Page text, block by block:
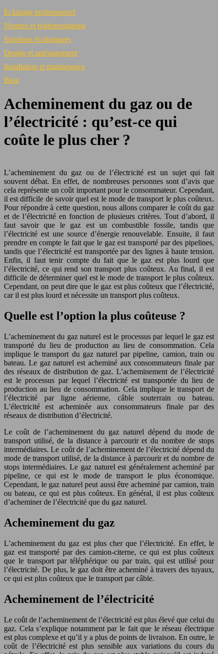
Éclairage professionnel
Normes et réglementations
Solutions écologiques
Design et aménagement
Installation et maintenance
Blog
Acheminement du gaz ou de
l’électricité : qu’est-ce qui
coûte le plus cher ?
L’acheminement du gaz ou de l’électricité est un sujet qui fait
souvent débat. En effet, de nombreuses personnes sont d’avis que
cela représente un coût important pour le consommateur. Cependant,
il est difficile de savoir quel est le mode de transport le plus coûteux.
Pour répondre à cette question, nous allons comparer le coût du gaz
et de l’électricité en fonction de plusieurs critères. Tout d’abord, il
faut savoir que le gaz est un combustible fossile, tandis que
l’électricité est une source d’énergie renouvelable. Ensuite, il faut
prendre en compte le fait que le gaz est transporté par des pipelines,
tandis que l’électricité est transportée par des lignes à haute tension.
Enfin, il faut tenir compte du fait que le gaz est plus lourd que
l’électricité, ce qui rend son transport plus coûteux. Au final, il est
difficile de déterminer quel est le mode de transport le plus coûteux.
Cependant, on peut dire que le gaz est plus coûteux que l’électricité,
car il est plus lourd et nécessite un transport plus coûteux.
Quelle est l’option la plus coûteuse ?
L’acheminement du gaz naturel est le processus par lequel le gaz est
transporté du lieu de production au lieu de consommation. Cela
implique le transport du gaz naturel par pipeline, camion, train ou
bateau. Le gaz naturel est acheminé aux consommateurs finale par
des réseaux de distribution de gaz. L’acheminement de l’électricité
est le processus par lequel l’électricité est transportée du lieu de
production au lieu de consommation. Cela implique le transport de
l’électricité par ligne aérienne, câble souterrain ou bateau.
L’électricité est acheminée aux consommateurs finale par des
réseaux de distribution d’électricité.
Le coût de l’acheminement du gaz naturel dépend du mode de
transport utilisé, de la distance à parcourir et du nombre de stops
intermédiaires. Le coût de l’acheminement de l’électricité dépend du
mode de transport utilisé, de la distance à parcourir et du nombre de
stops intermédiaires. Le gaz naturel est généralement acheminé par
pipeline, ce qui est le mode de transport le plus économique.
Cependant, le gaz naturel peut aussi être acheminé par camion, train
ou bateau, ce qui est plus coûteux. En général, il est plus coûteux
d’acheminer de l’électricité que du gaz naturel.
Acheminement du gaz
L’acheminement du gaz est plus cher que l’électricité. En effet, le
gaz est transporté par des camion-citerne, ce qui est plus coûteux
que le transport par téléphérique ou par train, qui est utilisé pour
l’électricité. De plus, le gaz doit être acheminé à travers des tuyaux,
ce qui est plus coûteux que le transport par câble.
Acheminement de l’électricité
Le coût de l’acheminement de l’électricité est plus élevé que celui du
gaz. Cela s’explique notamment par le fait que le réseau électrique
est plus complexe et qu’il y a plus de points de livraison. En outre, le
coût de l’électricité est plus sensible aux variations du cours du